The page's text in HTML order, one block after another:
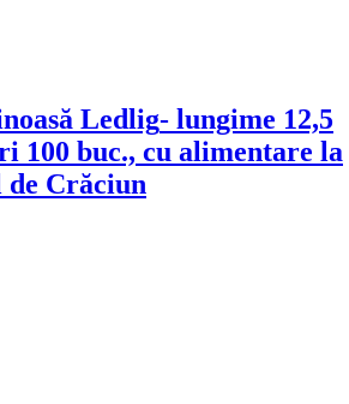
Ledlig- lungime 12,5
100 buc., cu alimentare la
de Crăciun